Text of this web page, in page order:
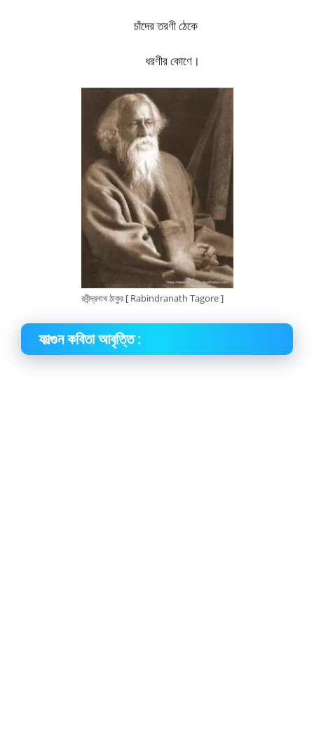
চাঁদের তরণী ঠেকে
ধরণীর কোণে।
রবীন্দ্রনাথ ঠাকুর [ Rabindranath Tagore ]
ফাল্গুন কবিতা আবৃত্তি :